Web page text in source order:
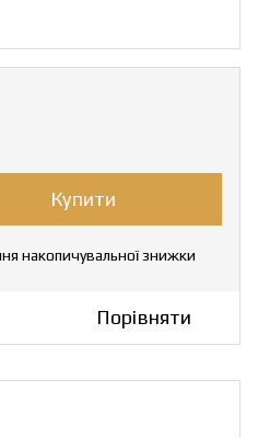
Купити
накопичувальної знижки
Порівняти